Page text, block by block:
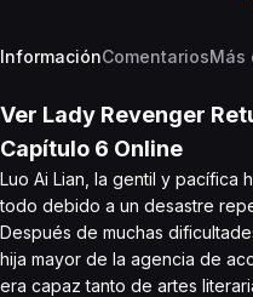
InformaciónComentariosMás
Ver Lady Revenger
Capítulo 6 Online
Luo Ai Lian, la gentil y pacífica
todo debido a un desastre
Después de muchas
hija mayor de la agencia de
era capaz tanto de artes